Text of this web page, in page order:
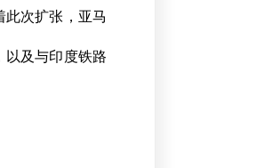
次扩张，亚马
以及与印度铁路